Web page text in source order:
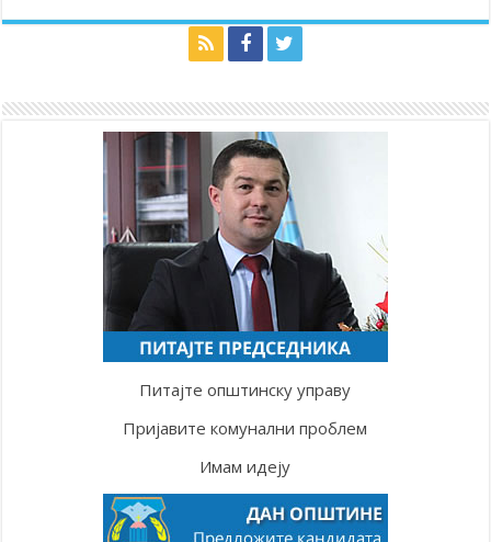
Питајте општинску управу
Пријавите комунални проблем
Имам идеју